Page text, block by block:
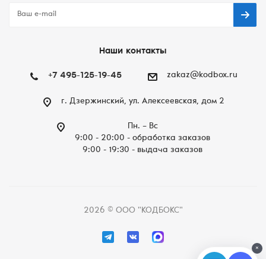
Наши контакты
+7 495-125-19-45 zakaz@kodbox.ru
г. Дзержинский, ул. Алексеевская, дом 2
Пн. – Вc
9:00 - 20:00 - обработка заказов
9:00 - 19:30 - выдача заказов
2026 © ООО "КОДБОКС"
×